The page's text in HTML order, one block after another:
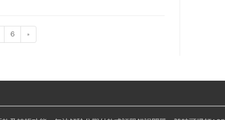
6 »